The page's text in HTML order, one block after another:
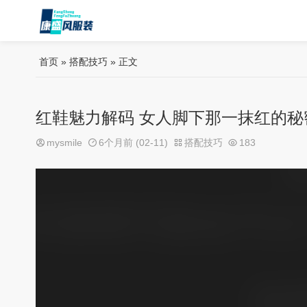
首页 » 搭配技巧 » 正文
红鞋魅力解码 女人脚下那一抹红的秘
mysmile 6个月前 (02-11) 搭配技巧 183